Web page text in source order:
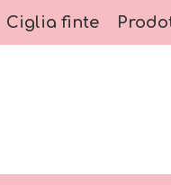
Ciglia finte